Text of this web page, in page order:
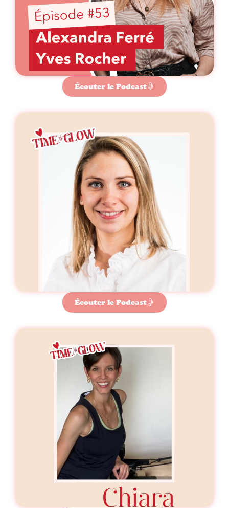
Écouter le Podcast
Écouter le Podcast